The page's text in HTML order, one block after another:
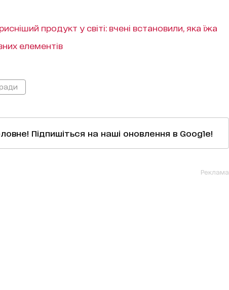
продукт у світі: вчені встановили, яка їжа
елементів
Підпишіться на наші оновлення в Google!
Реклама